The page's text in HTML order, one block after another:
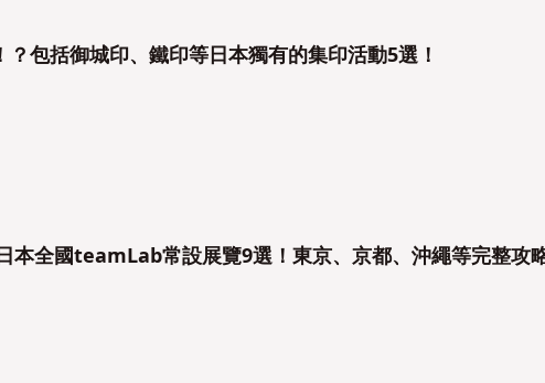
包括御城印、鐵印等日本獨有的集印活動5選！
本全國teamLab常設展覽9選！東京、京都、沖繩等完整攻